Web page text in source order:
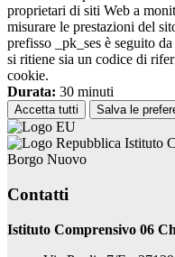
proprietari di siti Web a
misurare le prestazioni del
prefisso _pk_ses è seguito
si ritiene sia un codice di
cookie.
Durata: 30 minuti
Accetta tutti Salva le
Istituto
Borgo Nuovo
Contatti
Istituto Comprensivo 06